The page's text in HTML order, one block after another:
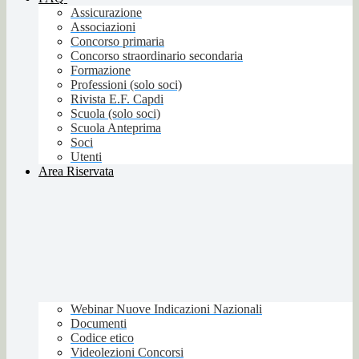
Assicurazione
Associazioni
Concorso primaria
Concorso straordinario secondaria
Formazione
Professioni (solo soci)
Rivista E.F. Capdi
Scuola (solo soci)
Scuola Anteprima
Soci
Utenti
Area Riservata
Webinar Nuove Indicazioni Nazionali
Documenti
Codice etico
Videolezioni Concorsi